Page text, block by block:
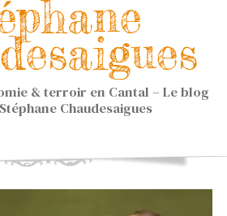
& terroir en Cantal – Le blog
Chaudesaigues